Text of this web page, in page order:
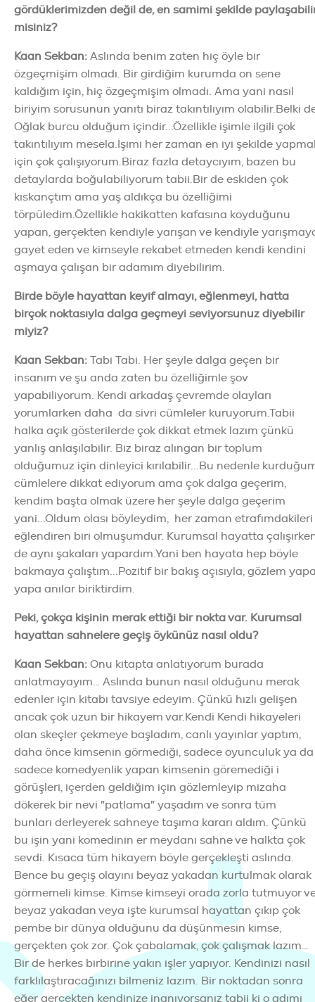
gördüklerimizden değil de, en samimi şekilde
misiniz?
Kaan Sekban: Aslında benim zaten hiç öyle bir
özgeçmişim olmadı. Bir girdiğim kurumda on sene
kaldığım için, hiç özgeçmişim olmadı. Ama yani nasıl
biriyim sorusunun yanıtı biraz takıntılıyım olabilir.Belki
Oğlak burcu olduğum içindir...Özellikle işimle ilgili çok
takıntılıyım mesela.İşimi her zaman en iyi şekilde
için çok çalışıyorum.Biraz fazla detaycıyım, bazen bu
detaylarda boğulabiliyorum tabii.Bir de eskiden çok
kıskançtım ama yaş aldıkça bu özelliğimi
törpüledim.Özellikle hakikatten kafasına koyduğunu
yapan, gerçekten kendiyle yarışan ve kendiyle
gayet eden ve kimseyle rekabet etmeden kendi kendini
aşmaya çalışan bir adamım diyebilirim.
Birde böyle hayattan keyif almayı, eğlenmeyi, hatta
birçok noktasıyla dalga geçmeyi seviyorsunuz diyebilir
miyiz?
Kaan Sekban: Tabi Tabi. Her şeyle dalga geçen bir
insanım ve şu anda zaten bu özelliğimle şov
yapabiliyorum. Kendi arkadaş çevremde olayları
yorumlarken daha da sivri cümleler kuruyorum.Tabii
halka açık gösterilerde çok dikkat etmek lazım çünkü
yanlış anlaşılabilir. Biz biraz alıngan bir toplum
olduğumuz için dinleyici kırılabilir...Bu nedenle
cümlelere dikkat ediyorum ama çok dalga geçerim,
kendim başta olmak üzere her şeyle dalga geçerim
yani...Oldum olası böyleydim, her zaman etrafımdakileri
eğlendiren biri olmuşumdur. Kurumsal hayatta
de aynı şakaları yapardım.Yani ben hayata hep böyle
bakmaya çalıştım...Pozitif bir bakış açısıyla, gözlem
yapa anılar biriktirdim.
Peki, çokça kişinin merak ettiği bir nokta var. Kurumsal
hayattan sahnelere geçiş öykünüz nasıl oldu?
Kaan Sekban: Onu kitapta anlatıyorum burada
anlatmayayım… Aslında bunun nasıl olduğunu merak
edenler için kitabı tavsiye edeyim. Çünkü hızlı gelişen
ancak çok uzun bir hikayem var.Kendi Kendi hikayeleri
olan skeçler çekmeye başladım, canlı yayınlar yaptım,
daha önce kimsenin görmediği, sadece oyunculuk ya da
sadece komedyenlik yapan kimsenin göremediği i
görüşleri, içerden geldiğim için gözlemleyip mizaha
dökerek bir nevi "patlama" yaşadım ve sonra tüm
bunları derleyerek sahneye taşıma kararı aldım. Çünkü
bu işin yani komedinin er meydanı sahne ve halkta çok
sevdi. Kısaca tüm hikayem böyle gerçekleşti aslında.
Bence bu geçiş olayını beyaz yakadan kurtulmak olarak
görmemeli kimse. Kimse kimseyi orada zorla tutmuyor
beyaz yakadan veya işte kurumsal hayattan çıkıp çok
pembe bir dünya olduğunu da düşünmesin kimse,
gerçekten çok zor. Çok çabalamak, çok çalışmak lazım…
Bir de herkes birbirine yakın işler yapıyor. Kendinizi nasıl
farklılaştıracağınızı bilmeniz lazım. Bir noktadan sonra
eğer gerçekten kendinize inanıyorsanız tabii ki o adımı